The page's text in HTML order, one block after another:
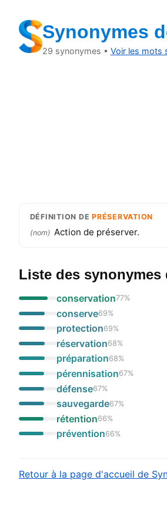
Synonymes
29 synonymes • Voir les mots
DÉFINITION DEPRÉSERVATION
(nom) Action de préserver.
Liste des synonymes
conservation77%
conserve69%
protection69%
réservation68%
préparation68%
pérennisation67%
défense67%
sauvegarde67%
rétention66%
prévention66%
Retour à la page d'accueil de